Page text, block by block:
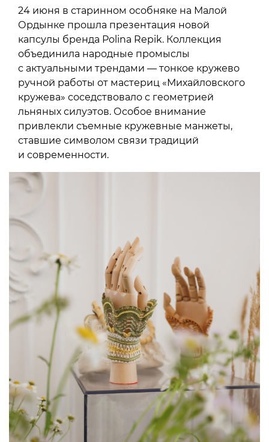
24 июня в старинном особняке на Малой
Ордынке прошла презентация новой
капсулы бренда Polina Repik. Коллекция
объединила народные промыслы
с актуальными трендами — тонкое кружево
ручной работы от мастериц «Михайловского
кружева» соседствовало с геометрией
льняных силуэтов. Особое внимание
привлекли съемные кружевные манжеты,
ставшие символом связи традиций
и современности.